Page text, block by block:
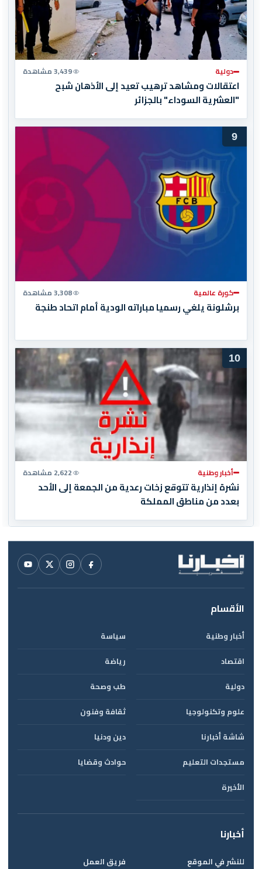
دولية 3,439 مشاهدة
اعتقالات ومشاهد ترهيب تعيد إلى الأذهان شبح
"العشرية السوداء" بالجزائر
9
كورة عالمية 3,308 مشاهدة
برشلونة يلغي رسميا مباراته الودية أمام اتحاد طنجة
10
أخبار وطنية 2,622 مشاهدة
نشرة إنذارية تتوقع زخات رعدية من الجمعة إلى الأحد
بعدد من مناطق المملكة
الأقسام
أخبار وطنية
سياسة
اقتصاد
رياضة
دولية
طب وصحة
علوم وتكنولوجيا
ثقافة وفنون
شاشة أخبارنا
دين ودنيا
مستجدات التعليم
حوادث وقضايا
الأخيرة
أخبارنا
للنشر في الموقع فريق العمل